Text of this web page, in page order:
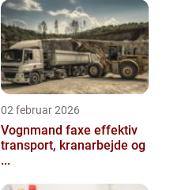
02 februar 2026
Vognmand faxe effektiv
transport, kranarbejde og
...